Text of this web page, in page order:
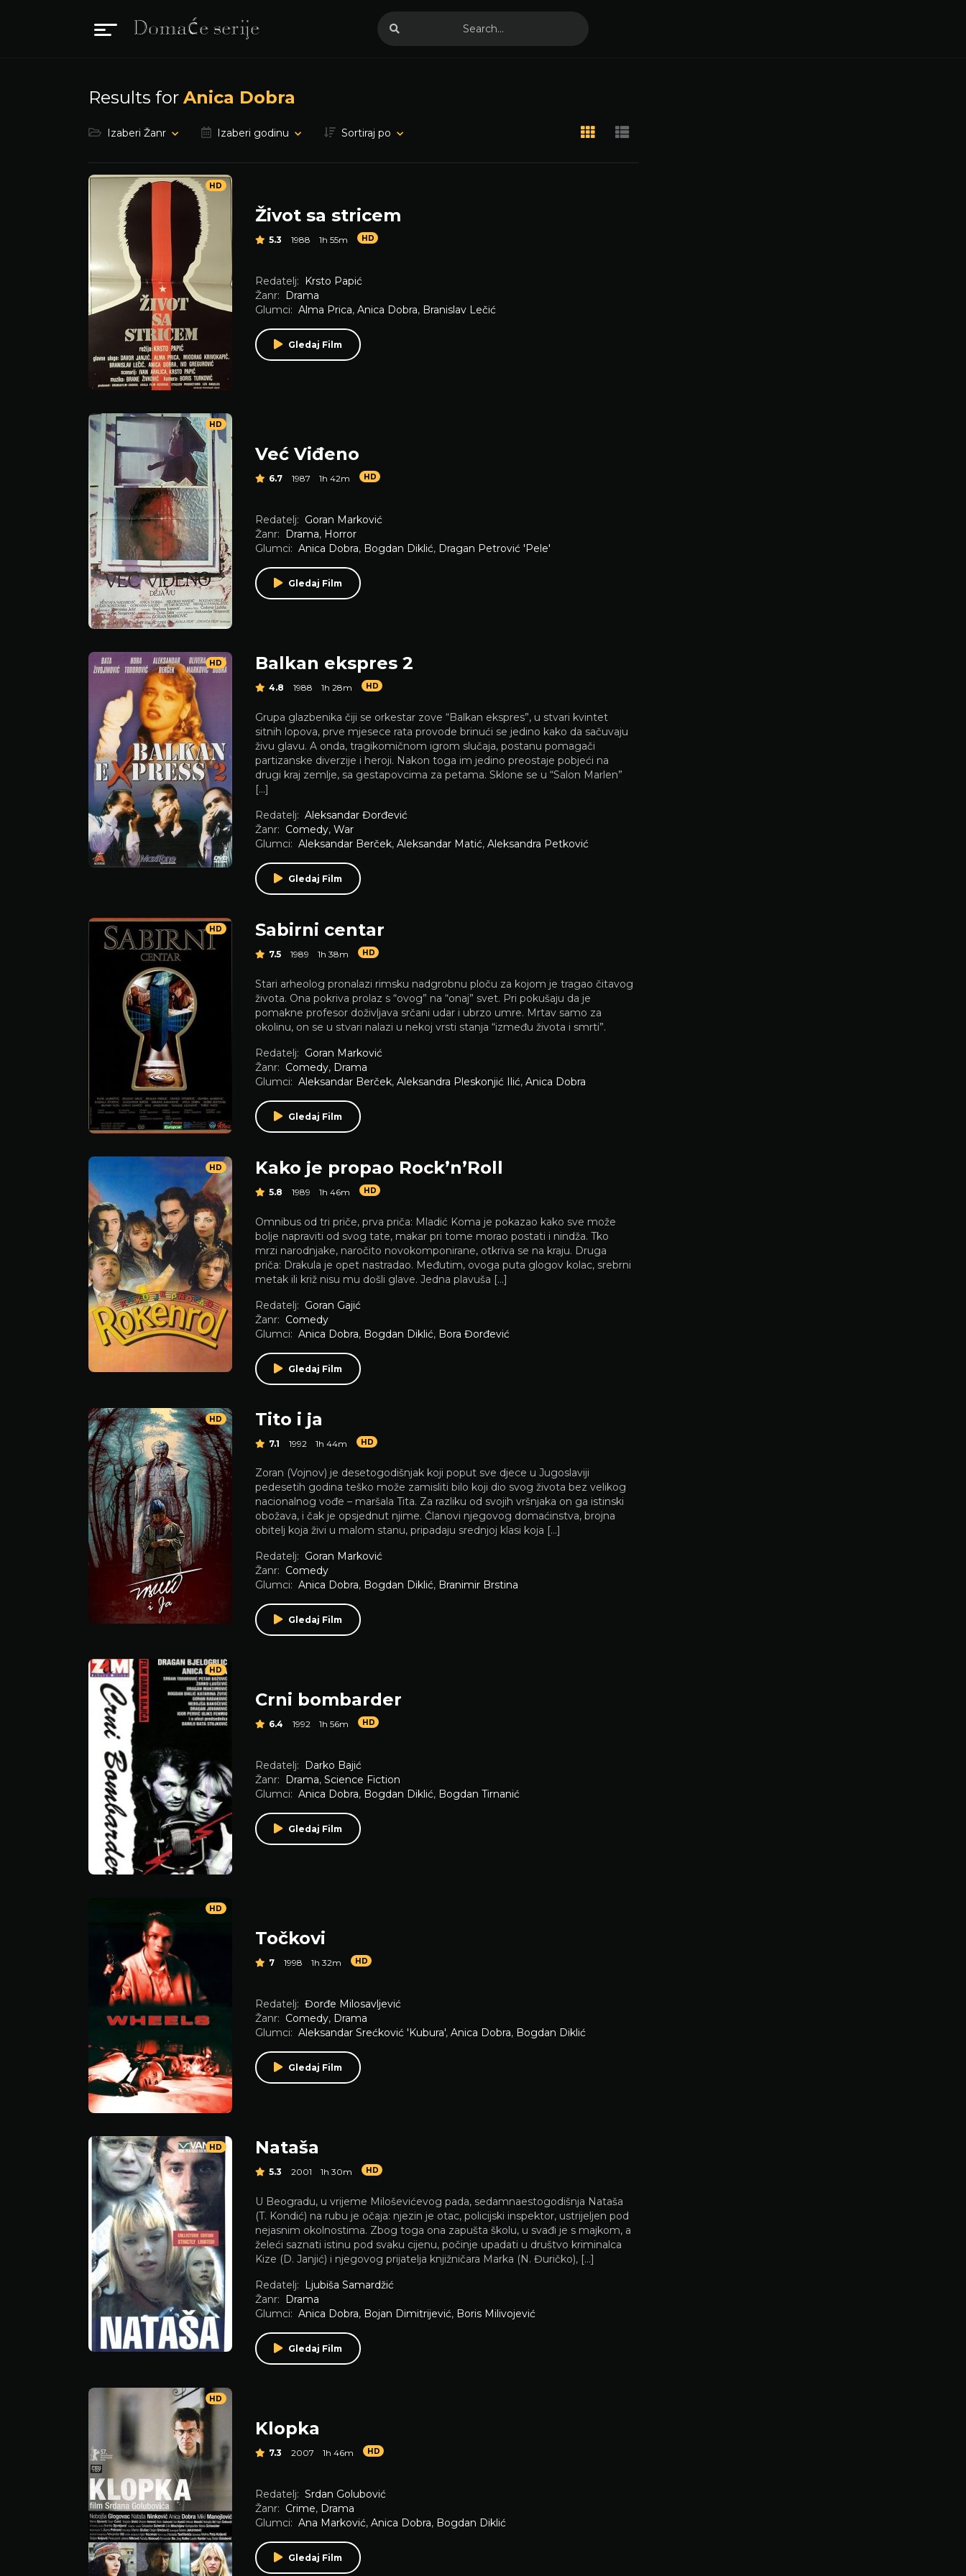
Results for Anica Dobra
Izaberi Žanr Izaberi godinu Sortiraj po
HD
Život sa stricem
5.3 1988 1h 55m HD
Redatelj:
Krsto Papić
Žanr:
Drama
Glumci: Alma Prica, Anica Dobra, Branislav Lečić
Gledaj Film
HD
Već Viđeno
6.7 1987 1h 42m HD
Redatelj: Goran Marković
Žanr:
Drama, Horror
Glumci: Anica Dobra, Bogdan Diklić, Dragan Petrović 'Pele'
Gledaj Film
HD Balkan ekspres 2
4.8 1988 1h 28m HD
Grupa glazbenika čiji se orkestar zove “Balkan ekspres”, u stvari kvintet
sitnih lopova, prve mjesece rata provode brinući se jedino kako da sačuvaju
živu glavu. A onda, tragikomičnom igrom slučaja, postanu pomagači
partizanske diverzije i heroji. Nakon toga im jedino preostaje pobjeći na
drugi kraj zemlje, sa gestapovcima za petama. Sklone se u “Salon Marlen”
[…]
Redatelj: Aleksandar Đorđević
Žanr: Comedy, War
Glumci: Aleksandar Berček, Aleksandar Matić, Aleksandra Petković
Gledaj Film
HD Sabirni centar
7.5 1989 1h 38m HD
Stari arheolog pronalazi rimsku nadgrobnu ploču za kojom je tragao čitavog
života. Ona pokriva prolaz s “ovog” na “onaj” svet. Pri pokušaju da je
pomakne profesor doživljava srčani udar i ubrzo umre. Mrtav samo za
okolinu, on se u stvari nalazi u nekoj vrsti stanja “između života i smrti”.
Redatelj: Goran Marković
Žanr: Comedy, Drama
Glumci: Aleksandar Berček, Aleksandra Pleskonjić Ilić, Anica Dobra
Gledaj Film
HD Kako je propao Rock’n’Roll
5.8 1989 1h 46m HD
Omnibus od tri priče, prva priča: Mladić Koma je pokazao kako sve može
bolje napraviti od svog tate, makar pri tome morao postati i nindža. Tko
mrzi narodnjake, naročito novokomponirane, otkriva se na kraju. Druga
priča: Drakula je opet nastradao. Međutim, ovoga puta glogov kolac, srebrni
metak ili križ nisu mu došli glave. Jedna plavuša […]
Redatelj: Goran Gajić
Žanr: Comedy
Glumci: Anica Dobra, Bogdan Diklić, Bora Đorđević
Gledaj Film
HD Tito i ja
7.1 1992 1h 44m HD
Zoran (Vojnov) je desetogodišnjak koji poput sve djece u Jugoslaviji
pedesetih godina teško može zamisliti bilo koji dio svog života bez velikog
nacionalnog vođe – maršala Tita. Za razliku od svojih vršnjaka on ga istinski
obožava, i čak je opsjednut njime. Članovi njegovog domaćinstva, brojna
obitelj koja živi u malom stanu, pripadaju srednjoj klasi koja […]
Redatelj: Goran Marković
Žanr: Comedy
Glumci: Anica Dobra, Bogdan Diklić, Branimir Brstina
Gledaj Film
HD
Crni bombarder
6.4 1992 1h 56m HD
Redatelj:
Darko Bajić
Žanr:
Drama, Science Fiction
Glumci: Anica Dobra, Bogdan Diklić, Bogdan Tirnanić
Gledaj Film
HD
Točkovi
7 1998 1h 32m HD
Redatelj: Đorđe Milosavljević
Žanr: Comedy, Drama
Glumci: Aleksandar Srećković 'Kubura', Anica Dobra, Bogdan Diklić
Gledaj Film
HD Nataša
5.3 2001 1h 30m HD
U Beogradu, u vrijeme Miloševićevog pada, sedamnaestogodišnja Nataša
(T. Kondić) na rubu je očaja: njezin je otac, policijski inspektor, ustrijeljen pod
nejasnim okolnostima. Zbog toga ona zapušta školu, u svađi je s majkom, a
želeći saznati istinu pod svaku cijenu, počinje upadati u društvo kriminalca
Kize (D. Janjić) i njegovog prijatelja knjižničara Marka (N. Đuričko), […]
Redatelj:
Ljubiša Samardžić
Žanr:
Drama
Glumci: Anica Dobra, Bojan Dimitrijević, Boris Milivojević
Gledaj Film
HD
Klopka
7.3 2007 1h 46m HD
Redatelj: Srdan Golubović
Žanr: Crime, Drama
Glumci: Ana Marković, Anica Dobra, Bogdan Diklić
Gledaj Film